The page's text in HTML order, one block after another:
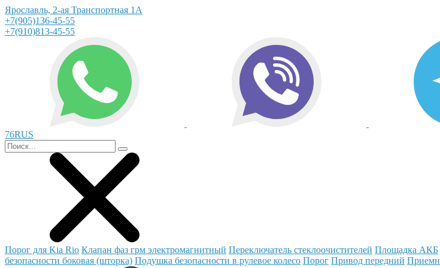
Ярославль, 2-ая Транспортная 1А
+7(905)136-45-55
+7(910)813-45-55
76RUS
Порог для Kia Rio Клапан фаз грм электромагнитный Переключатель стеклоочистителей Площадка АКБ
безопасности боковая (шторка) Подушка безопасности в рулевое колесо Порог Привод передний